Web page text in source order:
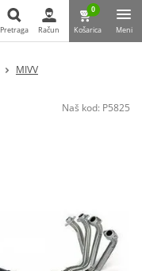
Pretraga Račun
0
Košarica Meni
MIVV
Naš kod: P5825